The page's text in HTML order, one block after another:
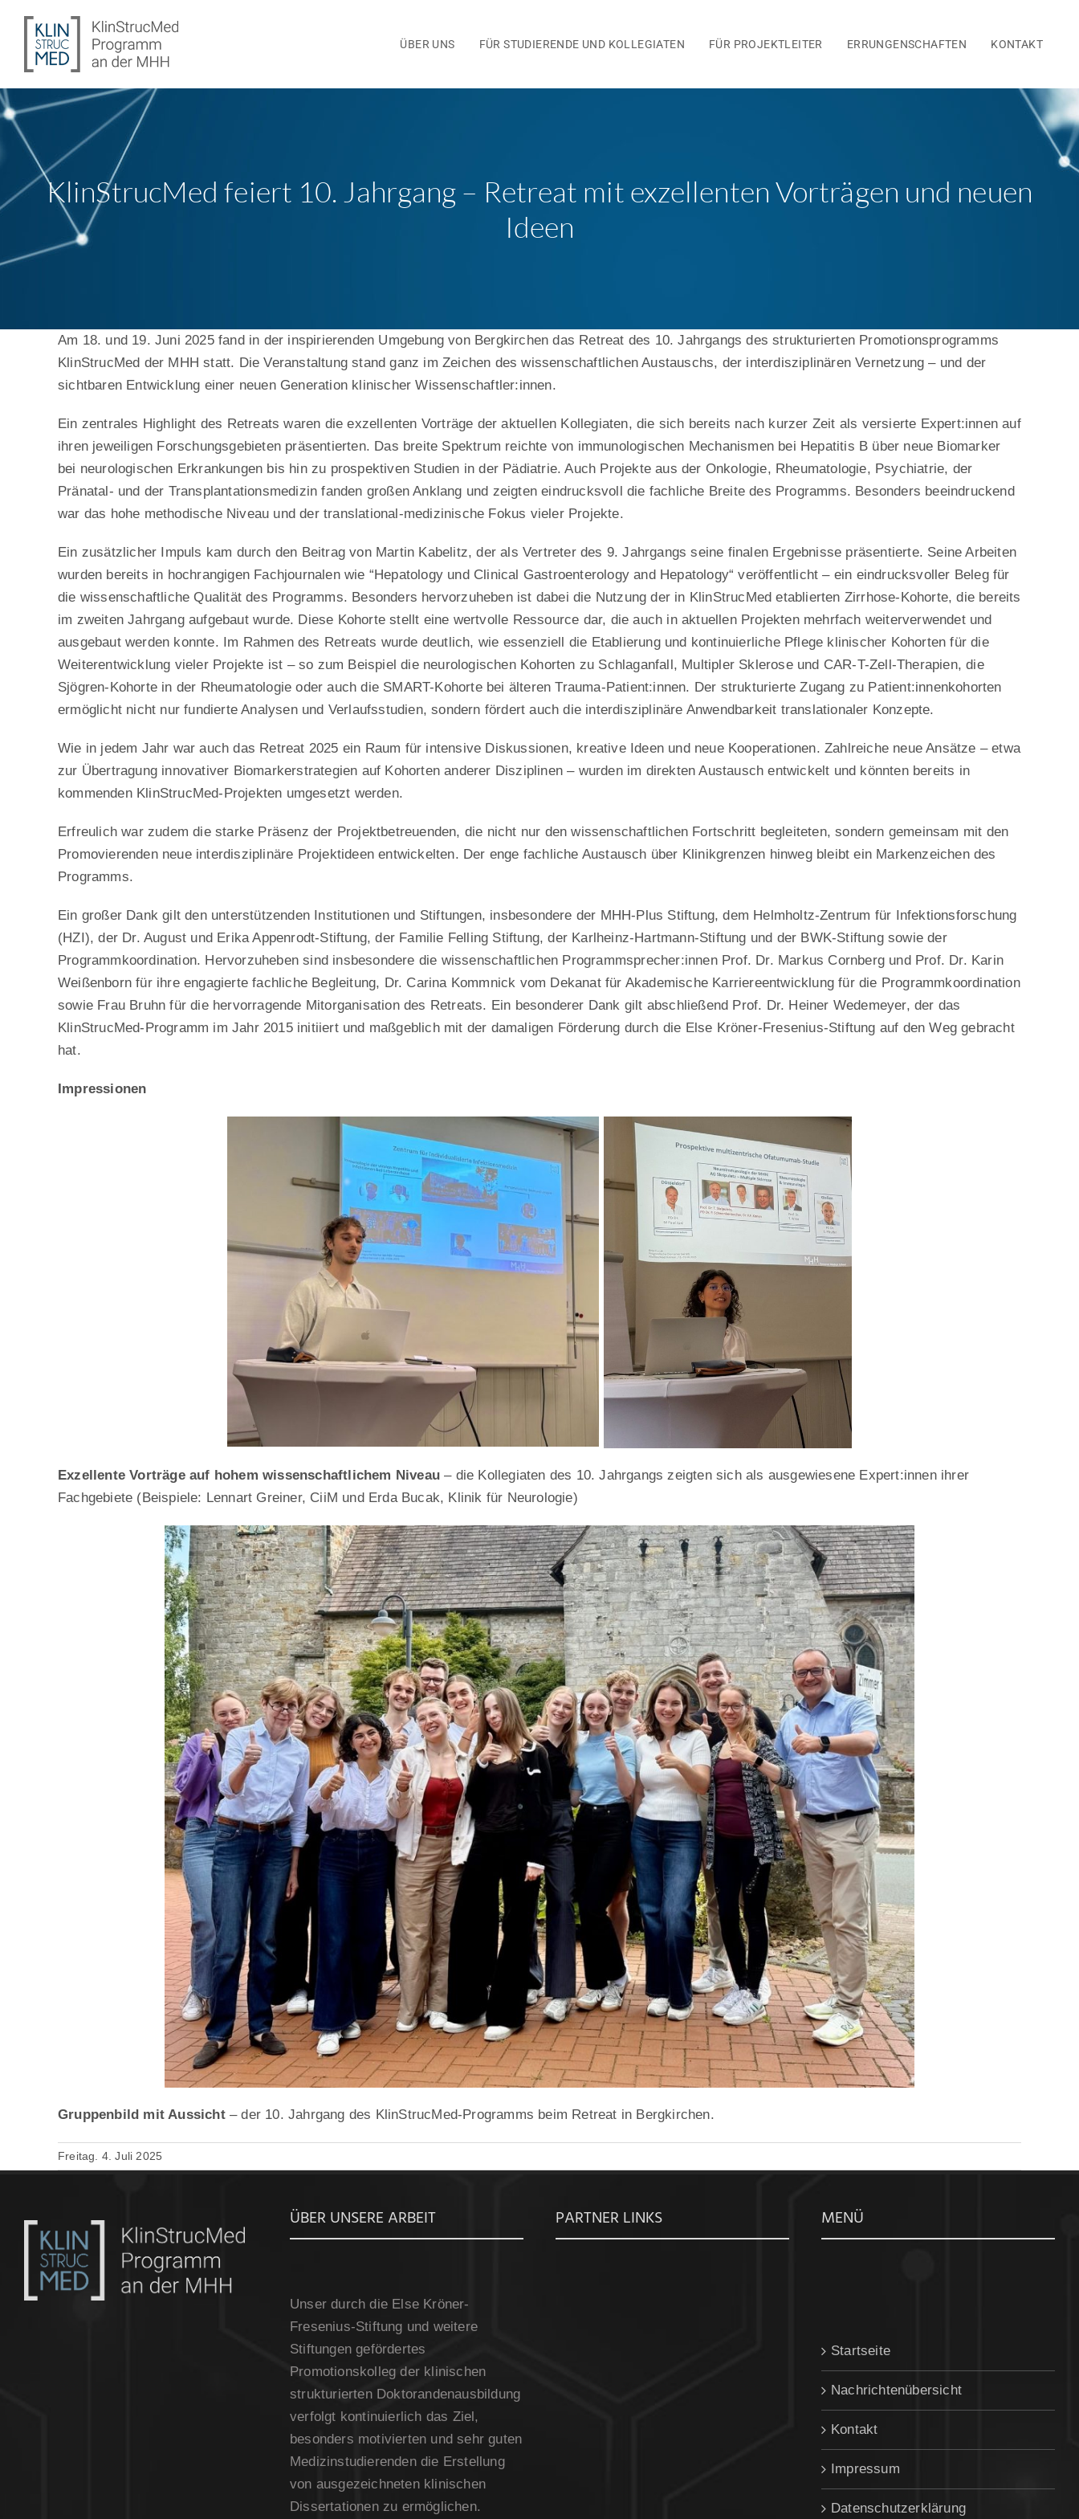
springen
ÜBER UNS FÜR STUDIERENDE UND KOLLEGIATEN FÜR PROJEKTLEITER ERRUNGENSCHAFTEN KONTAKT
KlinStrucMed feiert 10. Jahrgang – Retreat mit exzellenten Vorträgen und neuen
Ideen
Am 18. und 19. Juni 2025 fand in der inspirierenden Umgebung von Bergkirchen das Retreat des 10. Jahrgangs des strukturierten Promotionsprogramms
KlinStrucMed der MHH statt. Die Veranstaltung stand ganz im Zeichen des wissenschaftlichen Austauschs, der interdisziplinären Vernetzung – und der
sichtbaren Entwicklung einer neuen Generation klinischer Wissenschaftler:innen.
Ein zentrales Highlight des Retreats waren die exzellenten Vorträge der aktuellen Kollegiaten, die sich bereits nach kurzer Zeit als versierte Expert:innen auf
ihren jeweiligen Forschungsgebieten präsentierten. Das breite Spektrum reichte von immunologischen Mechanismen bei Hepatitis B über neue Biomarker
bei neurologischen Erkrankungen bis hin zu prospektiven Studien in der Pädiatrie. Auch Projekte aus der Onkologie, Rheumatologie, Psychiatrie, der
Pränatal- und der Transplantationsmedizin fanden großen Anklang und zeigten eindrucksvoll die fachliche Breite des Programms. Besonders beeindruckend
war das hohe methodische Niveau und der translational-medizinische Fokus vieler Projekte.
Ein zusätzlicher Impuls kam durch den Beitrag von Martin Kabelitz, der als Vertreter des 9. Jahrgangs seine finalen Ergebnisse präsentierte. Seine Arbeiten
wurden bereits in hochrangigen Fachjournalen wie “Hepatology und Clinical Gastroenterology and Hepatology“ veröffentlicht – ein eindrucksvoller Beleg für
die wissenschaftliche Qualität des Programms. Besonders hervorzuheben ist dabei die Nutzung der in KlinStrucMed etablierten Zirrhose-Kohorte, die bereits
im zweiten Jahrgang aufgebaut wurde. Diese Kohorte stellt eine wertvolle Ressource dar, die auch in aktuellen Projekten mehrfach weiterverwendet und
ausgebaut werden konnte. Im Rahmen des Retreats wurde deutlich, wie essenziell die Etablierung und kontinuierliche Pflege klinischer Kohorten für die
Weiterentwicklung vieler Projekte ist – so zum Beispiel die neurologischen Kohorten zu Schlaganfall, Multipler Sklerose und CAR-T-Zell-Therapien, die
Sjögren-Kohorte in der Rheumatologie oder auch die SMART-Kohorte bei älteren Trauma-Patient:innen. Der strukturierte Zugang zu Patient:innenkohorten
ermöglicht nicht nur fundierte Analysen und Verlaufsstudien, sondern fördert auch die interdisziplinäre Anwendbarkeit translationaler Konzepte.
Wie in jedem Jahr war auch das Retreat 2025 ein Raum für intensive Diskussionen, kreative Ideen und neue Kooperationen. Zahlreiche neue Ansätze – etwa
zur Übertragung innovativer Biomarkerstrategien auf Kohorten anderer Disziplinen – wurden im direkten Austausch entwickelt und könnten bereits in
kommenden KlinStrucMed-Projekten umgesetzt werden.
Erfreulich war zudem die starke Präsenz der Projektbetreuenden, die nicht nur den wissenschaftlichen Fortschritt begleiteten, sondern gemeinsam mit den
Promovierenden neue interdisziplinäre Projektideen entwickelten. Der enge fachliche Austausch über Klinikgrenzen hinweg bleibt ein Markenzeichen des
Programms.
Ein großer Dank gilt den unterstützenden Institutionen und Stiftungen, insbesondere der MHH-Plus Stiftung, dem Helmholtz-Zentrum für Infektionsforschung
(HZI), der Dr. August und Erika Appenrodt-Stiftung, der Familie Felling Stiftung, der Karlheinz-Hartmann-Stiftung und der BWK-Stiftung sowie der
Programmkoordination. Hervorzuheben sind insbesondere die wissenschaftlichen Programmsprecher:innen Prof. Dr. Markus Cornberg und Prof. Dr. Karin
Weißenborn für ihre engagierte fachliche Begleitung, Dr. Carina Kommnick vom Dekanat für Akademische Karriereentwicklung für die Programmkoordination
sowie Frau Bruhn für die hervorragende Mitorganisation des Retreats. Ein besonderer Dank gilt abschließend Prof. Dr. Heiner Wedemeyer, der das
KlinStrucMed-Programm im Jahr 2015 initiiert und maßgeblich mit der damaligen Förderung durch die Else Kröner-Fresenius-Stiftung auf den Weg gebracht
hat.
Impressionen
Exzellente Vorträge auf hohem wissenschaftlichem Niveau – die Kollegiaten des 10. Jahrgangs zeigten sich als ausgewiesene Expert:innen ihrer
Fachgebiete (Beispiele: Lennart Greiner, CiiM und Erda Bucak, Klinik für Neurologie)
Gruppenbild mit Aussicht– der 10. Jahrgang des KlinStrucMed-Programms beim Retreat in Bergkirchen.
Freitag. 4. Juli 2025
ÜBER UNSERE ARBEIT
Unser durch die Else Kröner-
Fresenius-Stiftung und weitere
Stiftungen gefördertes
Promotionskolleg der klinischen
strukturierten Doktorandenausbildung
verfolgt kontinuierlich das Ziel,
besonders motivierten und sehr guten
Medizinstudierenden die Erstellung
von ausgezeichneten klinischen
Dissertationen zu ermöglichen.
PARTNER LINKS MENÜ
Startseite
Nachrichtenübersicht
Kontakt
Impressum
Datenschutzerklärung